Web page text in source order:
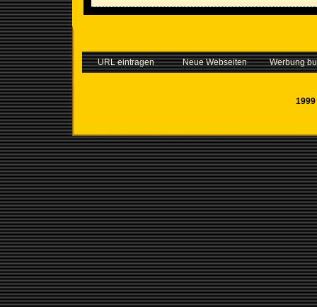
URL eintragen Neue Webseiten Werbung